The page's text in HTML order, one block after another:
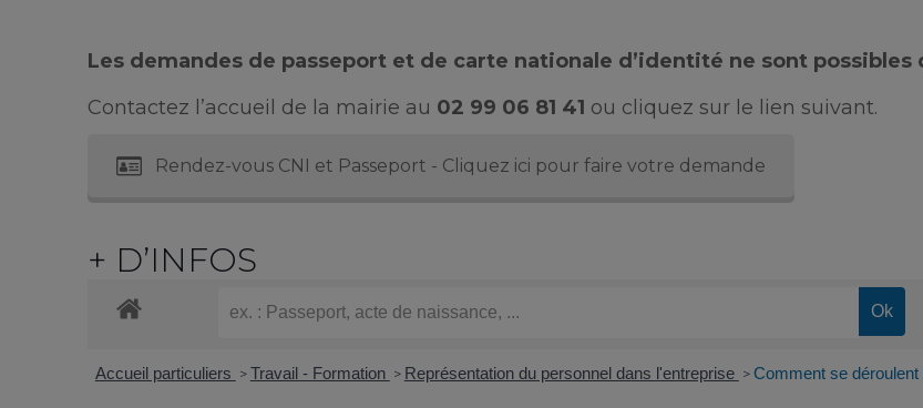
Les demandes de passeport et de carte nationale d’identité ne sont
Contactez l’accueil de la mairie au 02 99 06 81 41 ou cliquez sur le lien suivant.
Rendez-vous CNI et Passeport - Cliquez ici pour faire votre demande
+ D’INFOS
Accueil particuliers > Travail - Formation > Représentation du personnel dans l'entreprise > Comment se